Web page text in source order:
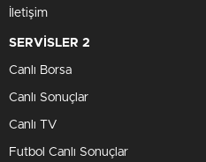
İletişim
SERVİSLER 2
Canlı Borsa
Canlı Sonuçlar
Canlı TV
Futbol Canlı Sonuçlar